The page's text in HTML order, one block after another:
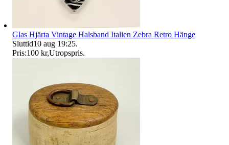
Glas Hjärta Vintage Halsband Italien Zebra Retro Hänge
Sluttid10 aug 19:25.
Pris:100 kr,Utropspris.